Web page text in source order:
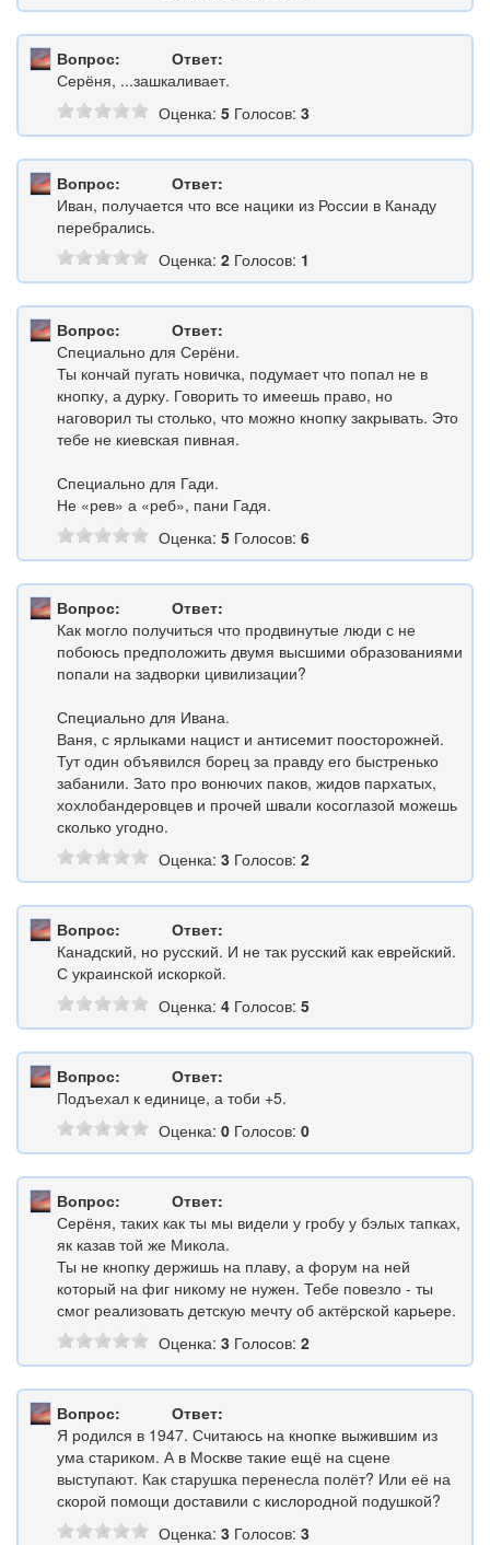
Вопрос:
Ответ:
Серёня, ...зашкаливает.
Оценка: 5 Голосов: 3
Вопрос:
Ответ:
Иван, получается что все нацики из России в Канаду
перебрались.
Оценка: 2 Голосов: 1
Вопрос:
Ответ:
Специально для Серёни.
Ты кончай пугать новичка, подумает что попал не в
кнопку, а дурку. Говорить то имеешь право, но
наговорил ты столько, что можно кнопку закрывать. Это
тебе не киевская пивная.
Специально для Гади.
Не «рев» а «реб», пани Гадя.
Оценка: 5 Голосов: 6
Вопрос:
Ответ:
Как могло получиться что продвинутые люди с не
побоюсь предположить двумя высшими образованиями
попали на задворки цивилизации?
Специально для Ивана.
Ваня, с ярлыками нацист и антисемит поосторожней.
Тут один объявился борец за правду его быстренько
забанили. Зато про вонючих паков, жидов пархатых,
хохлобандеровцев и прочей швали косоглазой можешь
сколько угодно.
Оценка: 3 Голосов: 2
Вопрос:
Ответ:
Канадский, но русский. И не так русский как еврейский.
С украинской искоркой.
Оценка: 4 Голосов: 5
Вопрос:
Ответ:
Подъехал к единице, а тоби +5.
Оценка: 0 Голосов: 0
Вопрос:
Ответ:
Серёня, таких как ты мы видели у гробу у бэлых тапках,
як казав той же Микола.
Ты не кнопку держишь на плаву, а форум на ней
который на фиг никому не нужен. Тебе повезло - ты
смог реализовать детскую мечту об актёрской карьере.
Оценка: 3 Голосов: 2
Вопрос:
Ответ:
Я родился в 1947. Считаюсь на кнопке выжившим из
ума стариком. А в Москве такие ещё на сцене
выступают. Как старушка перенесла полёт? Или её на
скорой помощи доставили с кислородной подушкой?
Оценка: 3 Голосов: 3